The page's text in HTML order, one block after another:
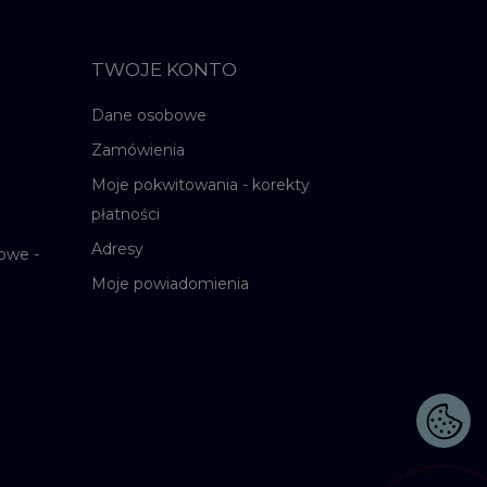
-
TWOJE KONTO
Dane osobowe
Zamówienia
Moje pokwitowania - korekty
płatności
Adresy
Moje powiadomienia